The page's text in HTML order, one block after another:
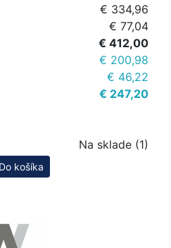
€ 334,96
€ 77,04
€ 412,00
€ 200,98
€ 46,22
€ 247,20
Na sklade (1)
Do košíka